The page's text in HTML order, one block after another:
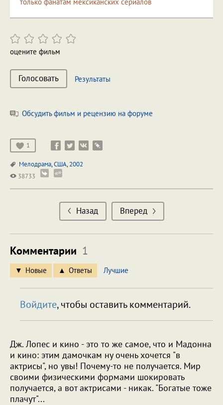
оцените фильм
Голосовать Результаты
Обсудить фильм и рецензию на форуме
1
Мелодрама,США,2002
38733
Назад Вперед
Комментарии 1
Новые Ответы Лучшие
Войдите, чтобы оставить комментарий.
Дж. Лопес и кино - это то же самое, что и Мадонна
и кино: этим дамочкам ну очень хочется "в
актрисы", но увы! Почему-то не получается. Мир
своими физическими формами шокировать
получается, а вот актрисами - никак. "Богатые тоже
плачут"...